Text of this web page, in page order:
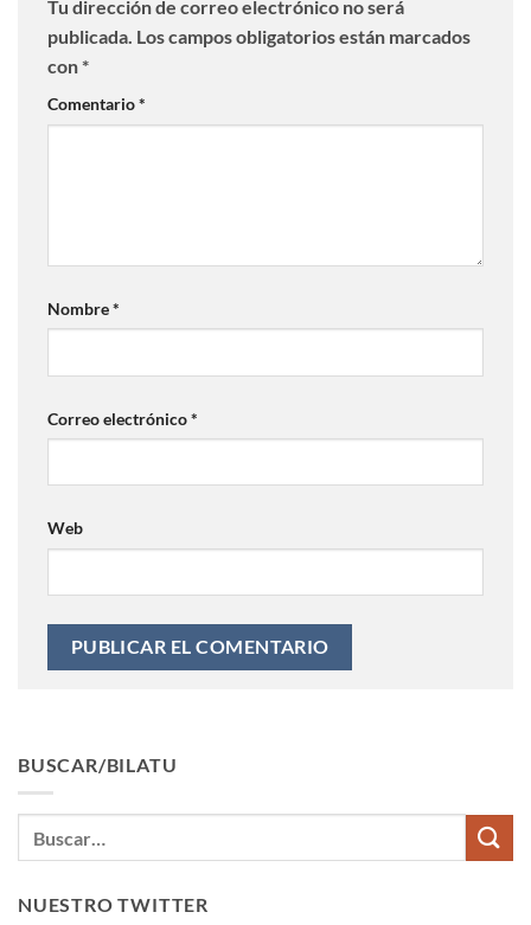
Tu dirección de correo electrónico no será
publicada. Los campos obligatorios están marcados
con*
Comentario*
Nombre*
Correo electrónico*
Web
BUSCAR/BILATU
NUESTRO TWITTER